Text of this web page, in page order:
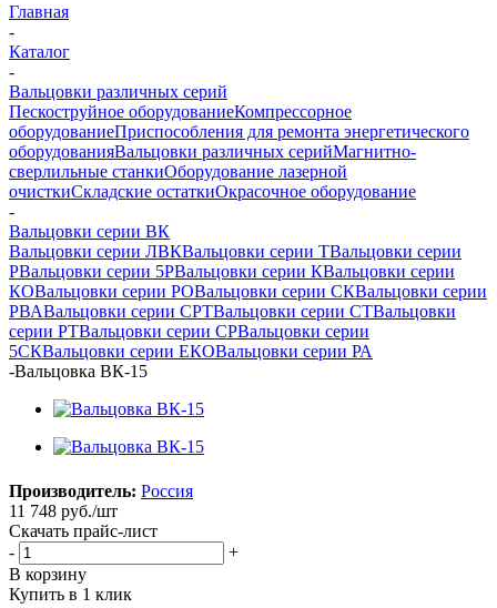
Главная
-
Каталог
-
Вальцовки различных серий
Пескоструйное оборудованиеКомпрессорное
оборудованиеПриспособления для ремонта энергетического
оборудованияВальцовки различных серийМагнитно-
сверлильные станкиОборудование лазерной
очисткиСкладские остаткиОкрасочное оборудование
-
Вальцовки серии ВК
Вальцовки серии ЛВКВальцовки серии ТВальцовки серии
РВальцовки серии 5РВальцовки серии КВальцовки серии
КОВальцовки серии РОВальцовки серии СКВальцовки серии
РВАВальцовки серии СРТВальцовки серии СТВальцовки
серии РТВальцовки серии СРВальцовки серии
5СКВальцовки серии ЕКОВальцовки серии РА
-Вальцовка ВК-15
Производитель: Россия
11 748 руб./шт
Скачать прайс-лист
-
+
В корзину
Купить в 1 клик